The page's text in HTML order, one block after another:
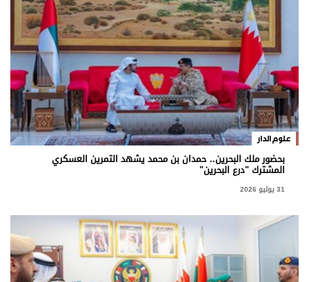
علوم الدار
بحضور ملك البحرين.. حمدان بن محمد يشهد التمرين العسكري
المشترك "درع البحرين"
31 يوليو 2026